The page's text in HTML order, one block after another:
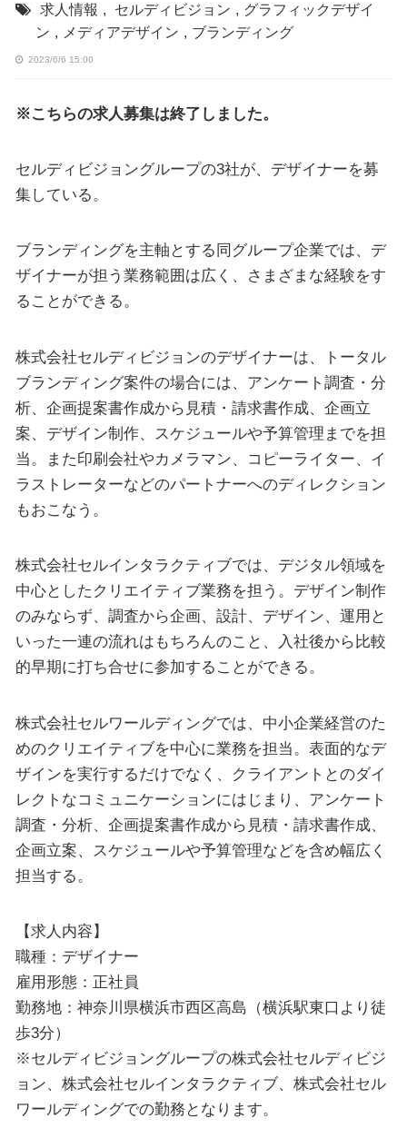
求人情報 , セルディビジョン , グラフィックデザイ
ン , メディアデザイン , ブランディング
2023/6/6 15:00
※こちらの求人募集は終了しました。
セルディビジョングループの3社が、デザイナーを募
集している。
ブランディングを主軸とする同グループ企業では、デ
ザイナーが担う業務範囲は広く、さまざまな経験をす
ることができる。
株式会社セルディビジョンのデザイナーは、トータル
ブランディング案件の場合には、アンケート調査・分
析、企画提案書作成から見積・請求書作成、企画立
案、デザイン制作、スケジュールや予算管理までを担
当。また印刷会社やカメラマン、コピーライター、イ
ラストレーターなどのパートナーへのディレクション
もおこなう。
株式会社セルインタラクティブでは、デジタル領域を
中心としたクリエイティブ業務を担う。デザイン制作
のみならず、調査から企画、設計、デザイン、運用と
いった一連の流れはもちろんのこと、入社後から比較
的早期に打ち合せに参加することができる。
株式会社セルワールディングでは、中小企業経営のた
めのクリエイティブを中心に業務を担当。表面的なデ
ザインを実行するだけでなく、クライアントとのダイ
レクトなコミュニケーションにはじまり、アンケート
調査・分析、企画提案書作成から見積・請求書作成、
企画立案、スケジュールや予算管理などを含め幅広く
担当する。
【求人内容】
職種：デザイナー
雇用形態：正社員
勤務地：神奈川県横浜市西区高島（横浜駅東口より徒
歩3分）
※セルディビジョングループの株式会社セルディビジ
ョン、株式会社セルインタラクティブ、株式会社セル
ワールディングでの勤務となります。